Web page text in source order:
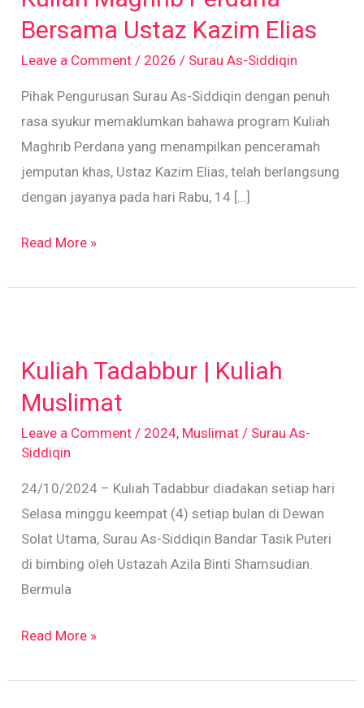
Bersama Ustaz Kazim Elias
Leave a Comment / 2026 / Surau As-Siddiqin
Pihak Pengurusan Surau As-Siddiqin dengan penuh
rasa syukur memaklumkan bahawa program Kuliah
Maghrib Perdana yang menampilkan penceramah
jemputan khas, Ustaz Kazim Elias, telah berlangsung
dengan jayanya pada hari Rabu, 14 […]
Bersama
Elias
Read More »
Kuliah Tadabbur | Kuliah
Muslimat
Leave a Comment / 2024, Muslimat / Surau As-
Siddiqin
24/10/2024 – Kuliah Tadabbur diadakan setiap hari
Selasa minggu keempat (4) setiap bulan di Dewan
Solat Utama, Surau As-Siddiqin Bandar Tasik Puteri
di bimbing oleh Ustazah Azila Binti Shamsudian.
Bermula
Kuliah
Read More »